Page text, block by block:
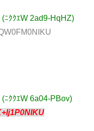
ﾆｸｸｴW 2ad9-HqHZ)
ﾆｸｸｴW 6a04-PBov)